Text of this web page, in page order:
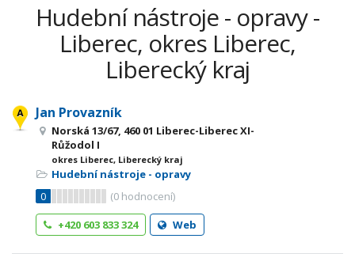
Hudební nástroje - opravy -
Liberec, okres Liberec,
Liberecký kraj
Jan Provazník
Norská 13/67, 460 01 Liberec-Liberec XI-
Růžodol I
okres Liberec, Liberecký kraj
Hudební nástroje - opravy
0
(0 hodnocení)
+420 603 833 324
Web